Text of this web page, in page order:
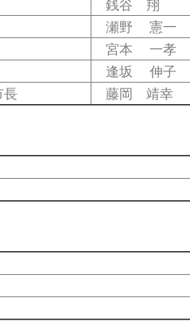
銭谷 翔
瀬野 憲一
宮本 一孝
逢󠄀坂 伸子
藤岡 靖幸